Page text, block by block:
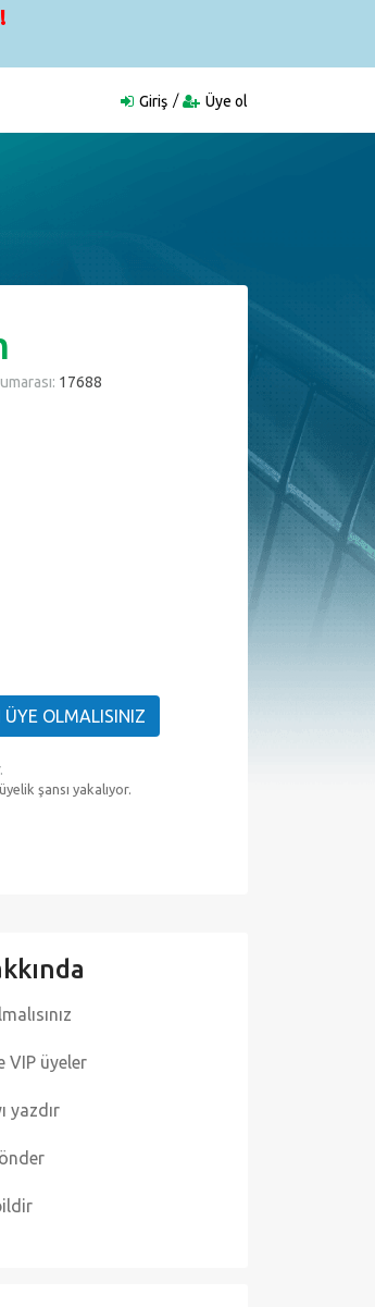
Giriş Üye ol
17688
ÜYE OLMALISINIZ
şansı yakalıyor.
VIP üyeler
yazdır